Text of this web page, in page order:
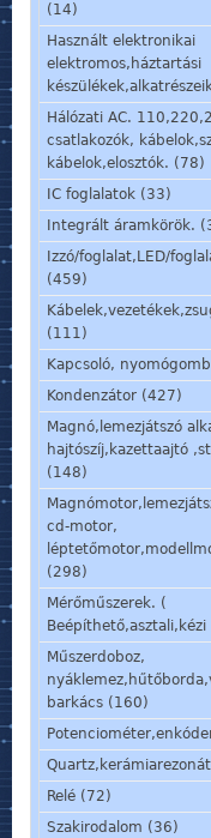
(14)
Használt elektronikai
elektromos,háztartási
Hálózati AC.
csatlakozók,
kábelok,elosztók. (78)
IC foglalatok (33)
Integrált áramkörök.
Izzó/foglalat,LED/
(459)
(111)
Kapcsoló,
Kondenzátor (427)
Magnó,lemezjátszó
hajtószíj,kazettaajtó
(148)
cd-motor,
(298)
Mérőműszerek. (
Műszerdoboz,
barkács (160)
Relé (72)
Szakirodalom (36)